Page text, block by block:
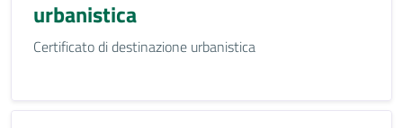
urbanistica
Certificato di destinazione urbanistica